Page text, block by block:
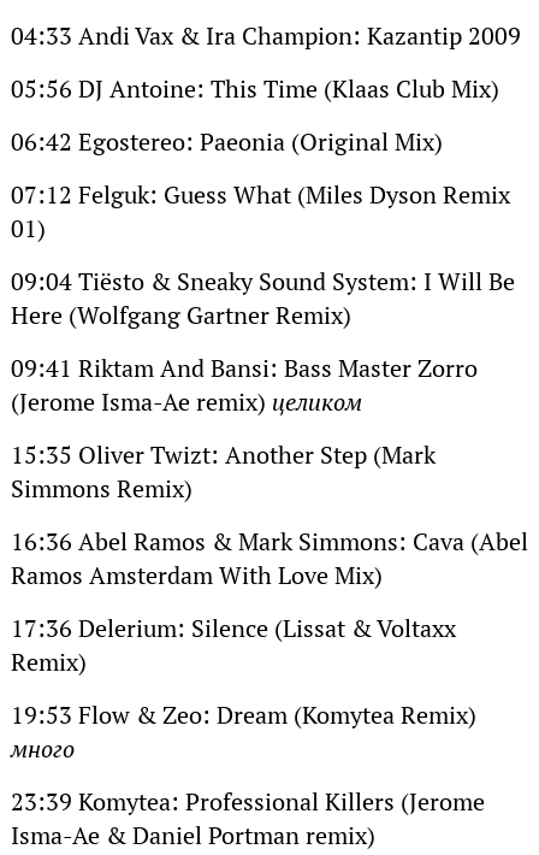
04:33 Andi Vax & Ira Champion: Kazantip 2009
05:56 DJ Antoine: This Time (Klaas Club Mix)
06:42 Egostereo: Paeonia (Original Mix)
07:12 Felguk: Guess What (Miles Dyson Remix
01)
09:04 Tiësto & Sneaky Sound System: I Will Be
Here (Wolfgang Gartner Remix)
09:41 Riktam And Bansi: Bass Master Zorro
(Jerome Isma-Ae remix) целиком
15:35 Oliver Twizt: Another Step (Mark
Simmons Remix)
16:36 Abel Ramos & Mark Simmons: Cava (Abel
Ramos Amsterdam With Love Mix)
17:36 Delerium: Silence (Lissat & Voltaxx
Remix)
19:53 Flow & Zeo: Dream (Komytea Remix)
много
23:39 Komytea: Professional Killers (Jerome
Isma-Ae & Daniel Portman remix)